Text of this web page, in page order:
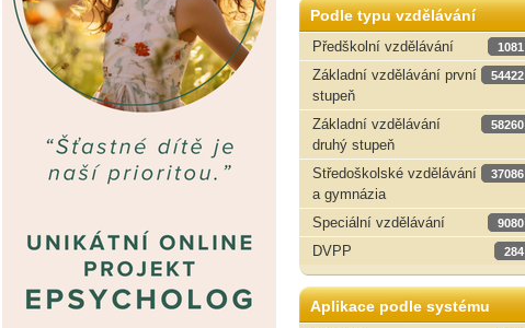
Podle typu vzdělávání
Předškolní vzdělávání
1081
Základní vzdělávání první
stupeň
54422
Základní vzdělávání
druhý stupeň
58260
Středoškolské vzdělávání
a gymnázia
37086
Speciální vzdělávání 9080
DVPP 284
Aplikace podle systému